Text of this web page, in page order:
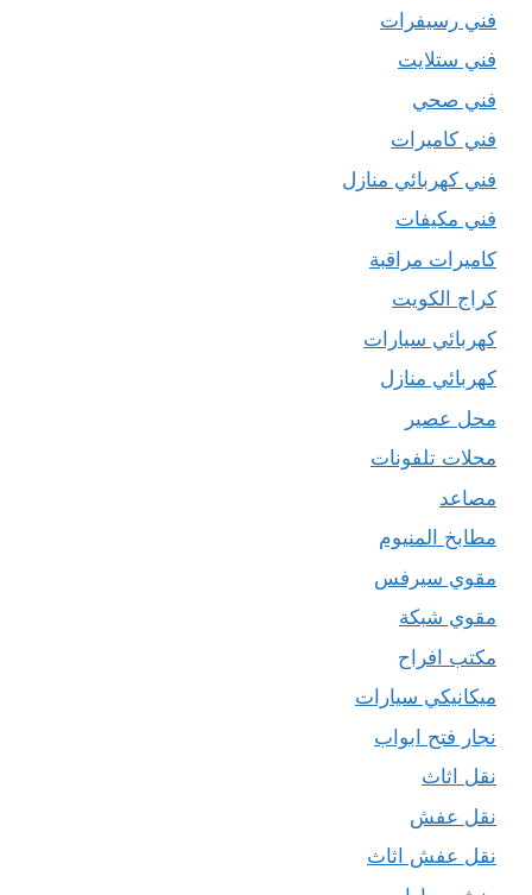
فني رسيفرات
فني ستلايت
فني صحي
فني كاميرات
فني كهربائي منازل
فني مكيفات
كاميرات مراقبة
كراج الكويت
كهربائي سيارات
كهربائي منازل
محل عصير
محلات تلفونات
مصاعد
مطابخ المنيوم
مقوي سيرفس
مقوي شبكة
مكتب افراح
ميكانيكي سيارات
نجار فتح ابواب
نقل اثاث
نقل عفش
نقل عفش اثاث